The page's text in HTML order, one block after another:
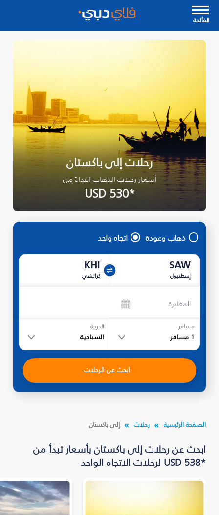
القأئمة
رحلات إلى باكستان
أسعار رحلات الذهاب ابتداءً من
*USD 530
ذهاب وعودة اتجاه واحد
SAW
إسطنبول
KHI
كراتشي
المغادرة
مسافر
1 مسافر
الدرجة
السياحية
ابحث عن الرحلات
الصفحة الرئيسية رحلات إلى باكستان
ابحث عن رحلات إلى باكستان بأسعار تبدأ من
*USD 538 لرحلات الاتجاه الواحد